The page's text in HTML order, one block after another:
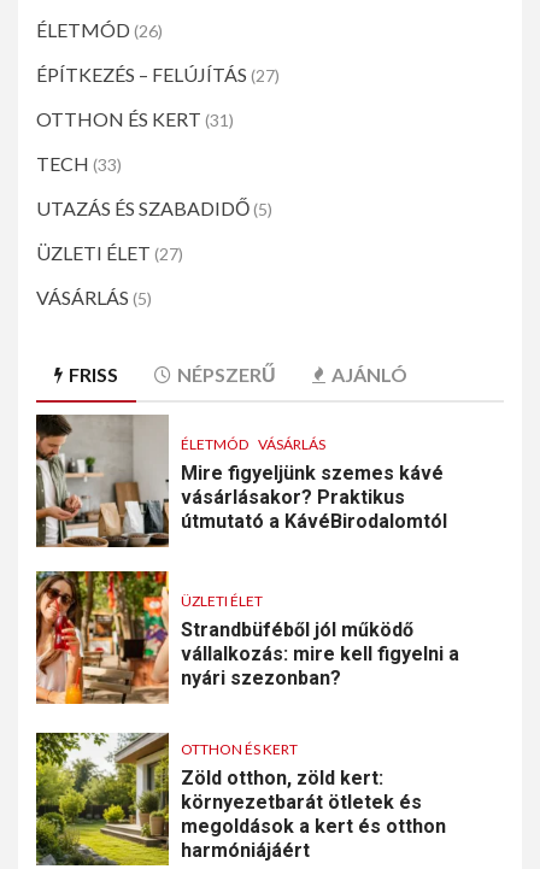
ÉLETMÓD (26)
ÉPÍTKEZÉS – FELÚJÍTÁS (27)
OTTHON ÉS KERT (31)
TECH (33)
UTAZÁS ÉS SZABADIDŐ(5)
ÜZLETI ÉLET (27)
VÁSÁRLÁS (5)
FRISS NÉPSZERŰ AJÁNLÓ
ÉLETMÓD VÁSÁRLÁS
Mire figyeljünk szemes kávé
vásárlásakor? Praktikus
útmutató a KávéBirodalomtól
ÜZLETI ÉLET
Strandbüféből jól működő
vállalkozás: mire kell figyelni a
nyári szezonban?
OTTHON ÉS KERT
Zöld otthon, zöld kert:
környezetbarát ötletek és
megoldások a kert és otthon
harmóniájáért